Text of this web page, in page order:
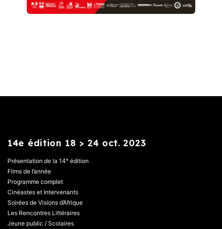
14e édition 18 > 24 oct. 2023
Présentation de la 14° édition
Films de l’année
Programme complet
Cinéastes et Intervenants
Soirées de Visions d’Afrique
Les Rencontres Littéraires
Jeune public / Scolaires